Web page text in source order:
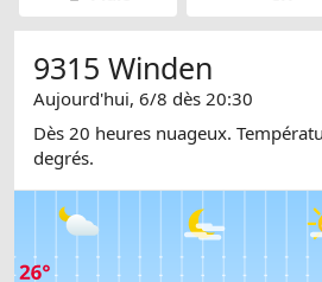
9315 Winden
Aujourd'hui, 6/8 dès 20:30
Dès 20 heures nuageux.
degrés.